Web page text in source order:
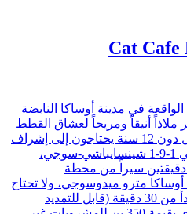
Cat Cafe
في مدينة أوساكا النابضة
ملاذاً أنيقاً ومريحاً لعشاق القطط
بعمر 6 سنوات فما فوق (الأطفال دون 12 سنة يحتاجون إلى إشراف
بالغ). تقع في الطابق الخامس في 1-9-1 شينسايباشي-سوجي،
سيراً من محطة
مخرج 6 على خط أوساكا مترو ميدوسوجي، ولا تحتاج
إلى حجز مسبق. برسم دخول يبدأ من 30 دقيقة (قابل للتمديد